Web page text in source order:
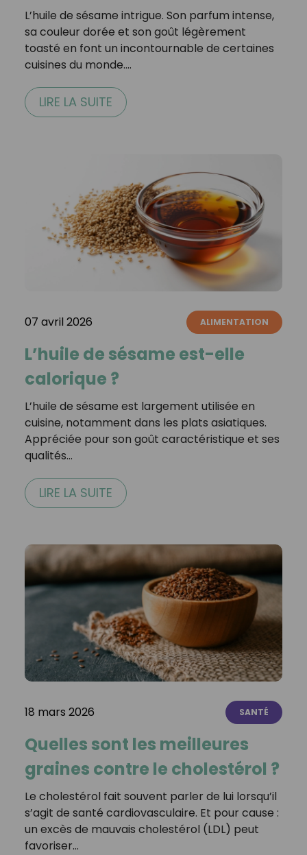
L’huile de sésame intrigue. Son parfum intense,
sa couleur dorée et son goût légèrement
toasté en font un incontournable de certaines
cuisines du monde.…
LIRE LA SUITE
07 avril 2026 ALIMENTATION
L’huile de sésame est-elle
calorique ?
L’huile de sésame est largement utilisée en
cuisine, notamment dans les plats asiatiques.
Appréciée pour son goût caractéristique et ses
qualités…
LIRE LA SUITE
18 mars 2026 SANTÉ
Quelles sont les meilleures
graines contre le cholestérol ?
Le cholestérol fait souvent parler de lui lorsqu’il
s’agit de santé cardiovasculaire. Et pour cause :
un excès de mauvais cholestérol (LDL) peut
favoriser…